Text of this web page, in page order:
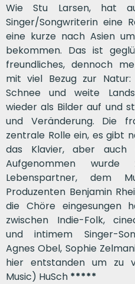
Wie Stu Larsen, hat
Singer/Songwriterin eine
eine kurze nach Asien
bekommen. Das ist
freundliches, dennoch
mit viel Bezug zur Natur:
Schnee und weite
wieder als Bilder auf und
und Veränderung. Die
zentrale Rolle ein, es gibt
das Klavier, aber auch
Aufgenommen
Lebenspartner, dem
Produzenten Benjamin
die Chöre eingesungen
zwischen Indie-Folk,
und intimem Singer-
Agnes Obel, Sophie
hier entstanden um zu
Music) HuSch *****